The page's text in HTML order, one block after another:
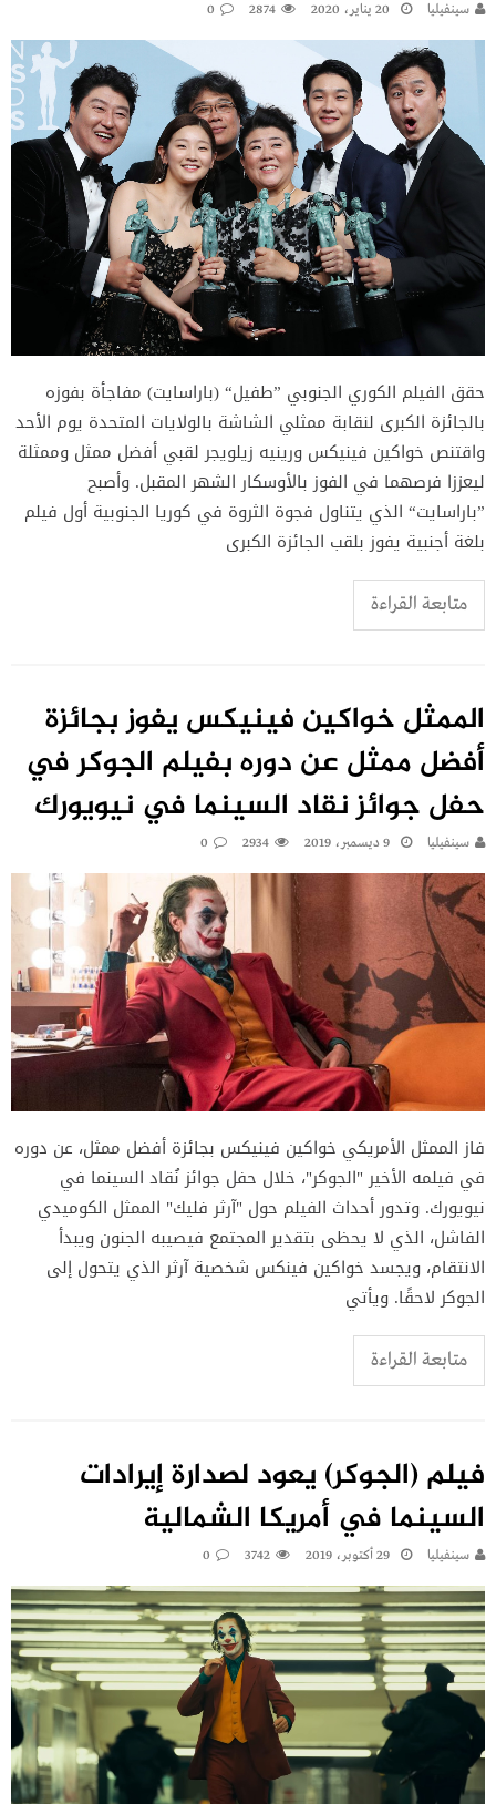
سينفيليا 20 يناير، 2020 2874
0
حقق الفيلم الكوري الجنوبي ”طفيل“ (باراسايت) مفاجأة بفوزه
بالجائزة الكبرى لنقابة ممثلي الشاشة بالولايات المتحدة يوم الأحد
واقتنص خواكين فينيكس ورينيه زيلويجر لقبي أفضل ممثل وممثلة
ليعززا فرصهما في الفوز بالأوسكار الشهر المقبل. وأصبح
”باراسايت“ الذي يتناول فجوة الثروة في كوريا الجنوبية أول فيلم
بلغة أجنبية يفوز بلقب الجائزة الكبرى
متابعة القراءة
الممثل خواكين فينيكس يفوز بجائزة
أفضل ممثل عن دوره بفيلم الجوكر في
حفل جوائز نقاد السينما في نيويورك
سينفيليا 9 ديسمبر، 2019 2934
0
فاز الممثل الأمريكي خواكين فينيكس بجائزة أفضل ممثل، عن دوره
في فيلمه الأخير "الجوكر"، خلال حفل جوائز نُقاد السينما في
نيويورك. وتدور أحداث الفيلم حول "آرثر فليك" الممثل الكوميدي
الفاشل، الذي لا يحظى بتقدير المجتمع فيصيبه الجنون ويبدأ
الانتقام، ويجسد خواكين فينكس شخصية آرثر الذي يتحول إلى
الجوكر لاحقًا. ويأتي
متابعة القراءة
فيلم (الجوكر) يعود لصدارة إيرادات
السينما في أمريكا الشمالية
سينفيليا 29 أكتوبر، 2019 3742
0